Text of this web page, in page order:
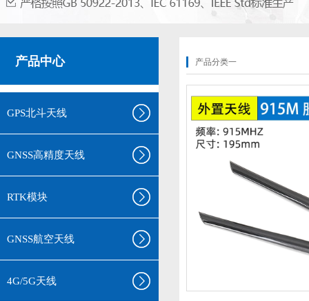
产品中心
GPS北斗天线
GNSS高精度天线
RTK模块
GNSS航空天线
4G/5G天线
产品分类一